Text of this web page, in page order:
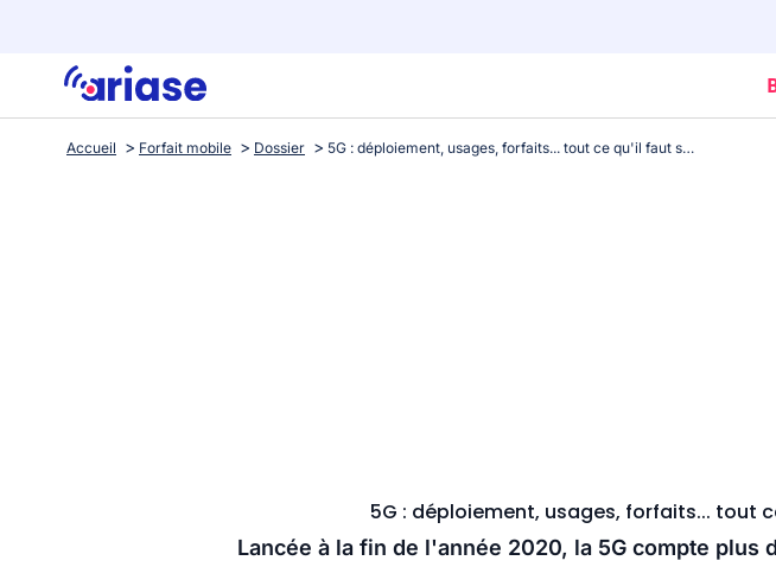
Accueil Forfait mobile Dossier 5G : déploiement, usages, forfaits... tout ce qu'il faut savoir sur le nouveau réseau mobile
5G : déploiement, usages, forfaits... tout
Lancée à la fin de l'année 2020, la 5G compte